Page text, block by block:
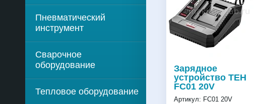
Пневматический
инструмент
Сварочное
оборудование
Тепловое оборудование
Зарядное
устройство TEH
FC01 20V
Артикул: FC01 20V